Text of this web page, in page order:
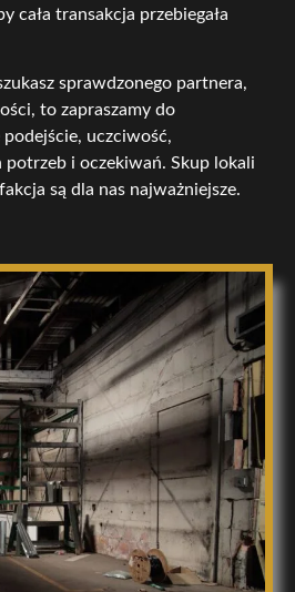
transakcja przebiegała
sprawdzonego partnera,
to zapraszamy do
uczciwość,
potrzeb i oczekiwań. Skup lokali
są dla nas najważniejsze.